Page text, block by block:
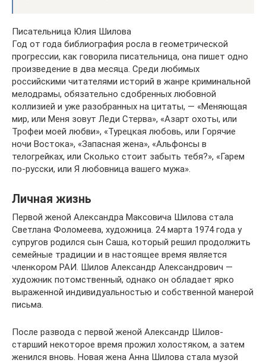
Писательница Юлия Шилова
Год от года библиография росла в геометрической
прогрессии, как говорила писательница, она пишет одно
произведение в два месяца. Среди любимых
российскими читателями историй в жанре криминальной
мелодрамы, обязательно сдобренных любовной
коллизией и уже разобранных на цитаты, — «Меняющая
мир, или Меня зовут Леди Стерва», «Азарт охоты, или
Трофеи моей любви», «Турецкая любовь, или Горячие
ночи Востока», «Запасная жена», «Альфонсы в
телогрейках, или Сколько стоит забыть тебя?», «Гарем
по-русски, или Я любовница вашего мужа».
Личная жизнь
Первой женой Александра Максовича Шилова стала
Светлана Фоломеева, художница. 24 марта 1974 года у
супругов родился сын Саша, который решил продолжить
семейные традиции и в настоящее время является
членкором РАИ. Шилов Александр Александрович —
художник потомственный, однако он обладает ярко
выраженной индивидуальностью и собственной манерой
письма.
После развода с первой женой Александр Шилов-
старший некоторое время прожил холостяком, а затем
женился вновь. Новая жена Анна Шилова стала музой